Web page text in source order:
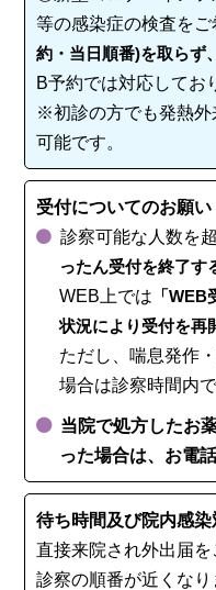
等の感染症の検査を
約・当日順番)を取らず
B予約では対応してお
※初診の方でも発熱外
可能です。
受付についてのお願い
診察可能な人数を
ったん受付を終了す
WEB上では 「
状況により受付を再
ただし、喘息発作
場合は診察時間内
当院で処方したお
った場合は、お電
待ち時間及び院内感染
直接来院され外出届を
診察の順番が近くな